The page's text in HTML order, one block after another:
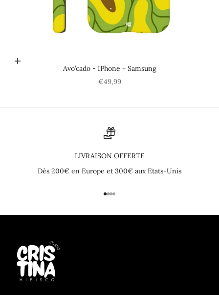
Choisir les options
Avo’cado - IPhone + Samsung
Prix de vente
€49,99
LIVRAISON OFFERTE
Dès 200€ en Europe et 300€ aux Etats-Unis
Aller à l'élément 1
Aller à l'élément 2
Aller à l'élément 3
Aller à l'élément 4